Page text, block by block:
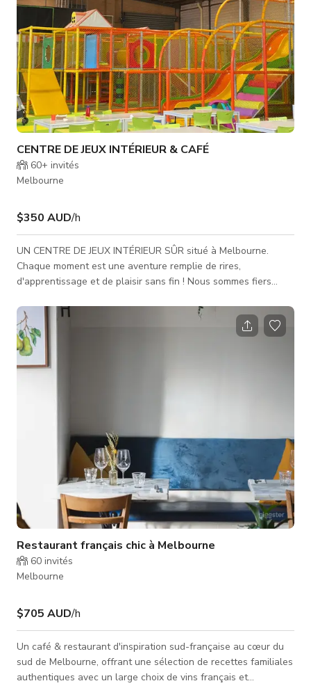
CENTRE DE JEUX INTÉRIEUR & CAFÉ
60+ invités
Melbourne
$350 AUD/h
UN CENTRE DE JEUX INTÉRIEUR SÛR situé à Melbourne.
Chaque moment est une aventure remplie de rires,
d'apprentissage et de plaisir sans fin ! Nous sommes fiers
d'une atmosphère confortable pendant que leurs enfants
jouent librement dans une aire de jeux propre et sécurisée.
L'espace ouvert de 1 400 m² comprend une énorme structure
de jeu avec un toboggan à 3 pistes, un parc de trampolines de
14 m et des paniers de baske
Restaurant français chic à Melbourne
60 invités
Melbourne
$705 AUD/h
Un café & restaurant d'inspiration sud-française au cœur du
sud de Melbourne, offrant une sélection de recettes familiales
authentiques avec un large choix de vins français et